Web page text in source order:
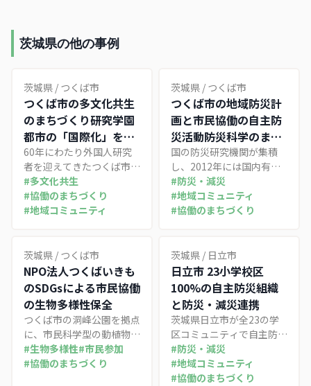
茨城県の他の事例
茨城県 / つくば市
つくば市の多文化共生
のまちづくり――研究学園
都市の「国際化」を
「共生」へ組み替える
60年にわたり外国人研究
者を迎えてきたつくば市
で、近年は定住する家族や
子どもが急増している。蓄
積された「国際化」を地域
基本指針の改定や官民学に
よる子どもの日本語支援、
国際交流拠点コリドイオの
整備を進める取り組みを、
外国人を担い手と捉え直す
視点から整理した。
#多文化共生
#協働のまちづくり
#地域コミュニティ
茨城県 / つくば市
つくば市の地域防災計
画と市民協働の自主防
災活動――防災科学のまち
で「共助」をどう立ち
上げるか
国の防災研究機関が集積
し、2012年には国内有数
の竜巻に襲われたつくば
市。最先端の防災科学を擁
しながら、被災地の復興も
道な営みに帰着する。急増
する新住民や多くの外国人
住民を抱える研究都市が、
補助制度と多言語の備えで
地域防災力をどう底上げし
ようとしているかを整理し
た。
#防災・減災
#地域コミュニティ
#協働のまちづくり
茨城県 / つくば市
NPO法人つくばいきも
のSDGsによる市民協働
の生物多様性保全
つくば市の洞峰公園を拠点
に、市民科学型の動植物調
査と専門家連携で生物多様
性保全に取り組むNPOの
#生物多様性#市民参加
#協働のまちづくり
茨城県 / 日立市
日立市 23小学校区
100%の自主防災組織
と防災・減災連携
茨城県日立市が全23の学
区コミュニティで自主防災
組織を100%維持し、住民
主導の防災訓練・防災士育
成・地区別防災マップを束
#防災・減災
#地域コミュニティ
#協働のまちづくり